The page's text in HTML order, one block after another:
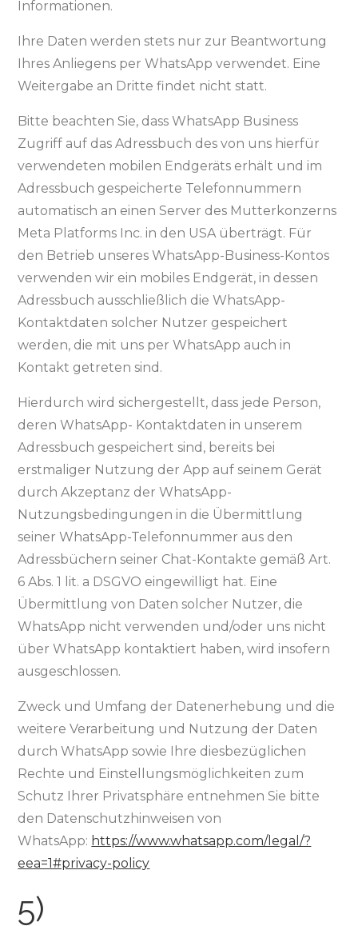
Informationen.
Ihre Daten werden stets nur zur Beantwortung
Ihres Anliegens per WhatsApp verwendet. Eine
Weitergabe an Dritte findet nicht statt.
Bitte beachten Sie, dass WhatsApp Business
Zugriff auf das Adressbuch des von uns hierfür
verwendeten mobilen Endgeräts erhält und im
Adressbuch gespeicherte Telefonnummern
automatisch an einen Server des Mutterkonzerns
Meta Platforms Inc. in den USA überträgt. Für
den Betrieb unseres WhatsApp-Business-Kontos
verwenden wir ein mobiles Endgerät, in dessen
Adressbuch ausschließlich die WhatsApp-
Kontaktdaten solcher Nutzer gespeichert
werden, die mit uns per WhatsApp auch in
Kontakt getreten sind.
Hierdurch wird sichergestellt, dass jede Person,
deren WhatsApp- Kontaktdaten in unserem
Adressbuch gespeichert sind, bereits bei
erstmaliger Nutzung der App auf seinem Gerät
durch Akzeptanz der WhatsApp-
Nutzungsbedingungen in die Übermittlung
seiner WhatsApp-Telefonnummer aus den
Adressbüchern seiner Chat-Kontakte gemäß Art.
6 Abs. 1 lit. a DSGVO eingewilligt hat. Eine
Übermittlung von Daten solcher Nutzer, die
WhatsApp nicht verwenden und/oder uns nicht
über WhatsApp kontaktiert haben, wird insofern
ausgeschlossen.
Zweck und Umfang der Datenerhebung und die
weitere Verarbeitung und Nutzung der Daten
durch WhatsApp sowie Ihre diesbezüglichen
Rechte und Einstellungsmöglichkeiten zum
Schutz Ihrer Privatsphäre entnehmen Sie bitte
den Datenschutzhinweisen von
WhatsApp: https://www.whatsapp.com/legal/?
eea=1#privacy-policy
5)